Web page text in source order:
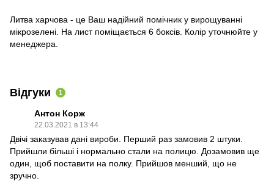
Литва харчова - це Ваш надійний помічник у вирощуванні
мікрозелені. На лист поміщається 6 боксів. Колір уточнюйте у
менеджера.
Відгуки 1
Антон Корж
22.03.2021 в 13:44
Двічі заказував дані вироби. Перший раз замовив 2 штуки.
Прийшли більші і нормально стали на полицю. Дозамовив ще
один, щоб поставити на полку. Прийшов менший, що не
зручно.